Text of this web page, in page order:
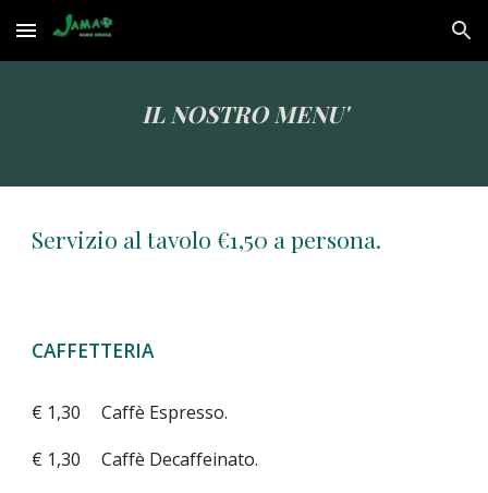
Skip to main content Skip to navigation
IL NOSTRO MENU'
Servizio al tavolo €1,50 a persona.
CAFFETTERIA
€ 1,30
Caffè Espresso.
€ 1,30
Caffè Decaffeinato.